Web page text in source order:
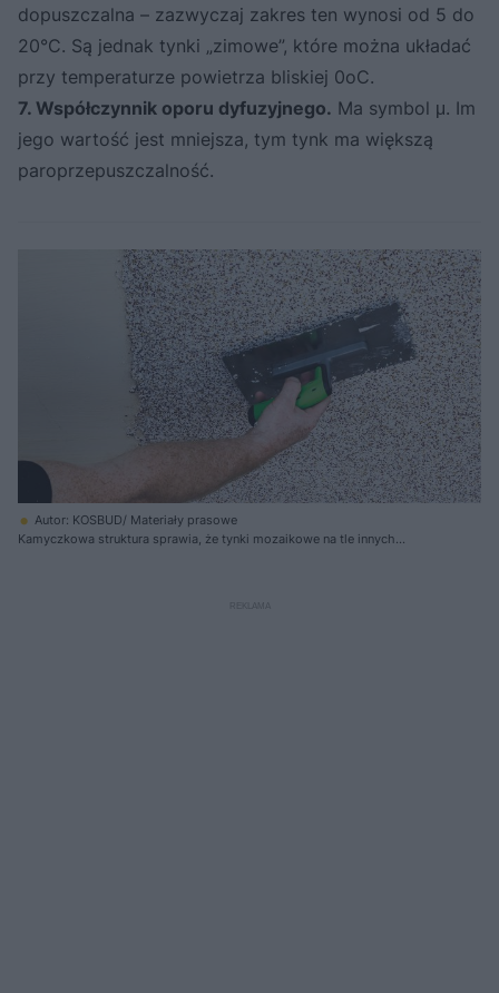
dopuszczalna – zazwyczaj zakres ten wynosi od 5 do
20°C. Są jednak tynki „zimowe”, które można układać
przy temperaturze powietrza bliskiej 0oC.
7. Współczynnik oporu dyfuzyjnego. Ma symbol μ. Im
jego wartość jest mniejsza, tym tynk ma większą
paroprzepuszczalność.
Autor: KOSBUD/ Materiały prasowe
Kamyczkowa struktura sprawia, że tynki mozaikowe na tle innych